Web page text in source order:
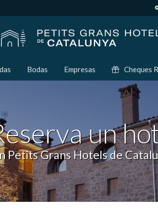
Bodas Empresas Cheques
un
Petits Grans Hotels de